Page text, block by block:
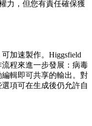
力，但您有責任確保獲
加速製作。Higgsfield
程來進一步發展：病毒
輯即可共享的輸出。對
項可在生成後仍允許自